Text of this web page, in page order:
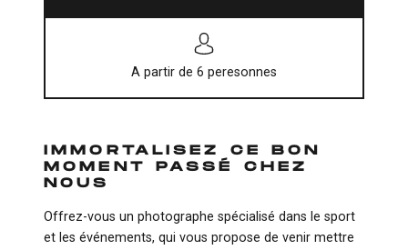
A partir de 6 peresonnes
IMMORTALISEZ CE BON
MOMENT PASSÉ CHEZ
NOUS
Offrez-vous un photographe spécialisé dans le sport
et les événements, qui vous propose de venir mettre